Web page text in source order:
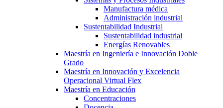
Manufactura médica
Administración industrial
Sustentabilidad Industrial
Sustentabilidad industrial
Energías Renovables
Maestría en Ingeniería e Innovación Doble
Grado
Maestría en Innovación y Excelencia
Operacional Virtual Flex
Maestría en Educación
Concentraciones